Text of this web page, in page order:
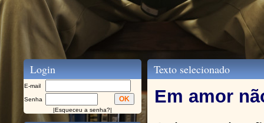
Login
E-mail
Senha
|Esqueceu a senha?|
Texto selecionado
Em amor